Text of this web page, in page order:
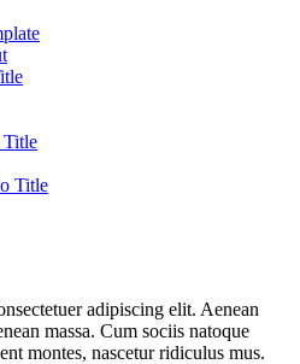
Title
Title
adipiscing elit. Aenean
massa. Cum sociis natoque
montes, nascetur ridiculus mus.